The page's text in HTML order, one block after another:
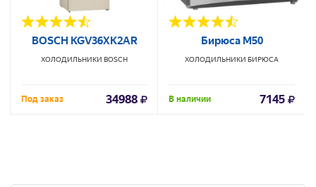
BOSCH KGV36XK2AR
ХОЛОДИЛЬНИКИ BOSCH
Под заказ 34988
Бирюса М50
ХОЛОДИЛЬНИКИ БИРЮСА
В наличии 7145